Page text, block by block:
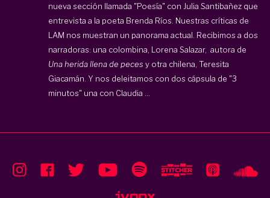
nueva sección llamada "Poesía" con Julia Santibañez que
entrevista a la poeta Brenda Ríos. Nuestras críticas de
LAM nos muestran un panorama actual. Recibimos a dos
narradoras: una colombina, Lorena Salazar, autora de
Una herida llena de peces y otra chilena, Teresita
Giacamán. Y nos deleitamos con dos cápsula de "3
minutos" una con Claudia ...